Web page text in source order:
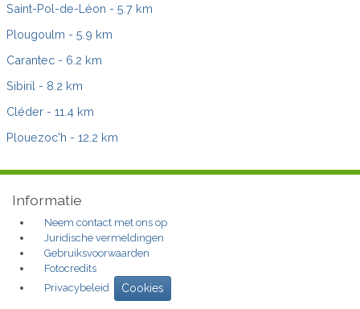
Saint-Pol-de-Léon - 5.7 km
Plougoulm - 5.9 km
Carantec - 6.2 km
Sibiril - 8.2 km
Cléder - 11.4 km
Plouezoc'h - 12.2 km
Informatie
Neem contact met ons op
Juridische vermeldingen
Gebruiksvoorwaarden
Fotocredits
Privacybeleid
Cookies